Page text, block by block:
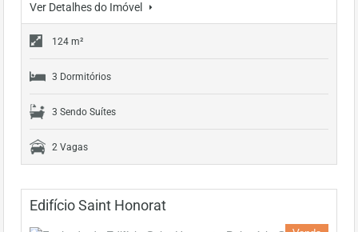
Ver Detalhes do Imóvel
124 m²
3 Dormitórios
3 Sendo Suítes
2 Vagas
Edifício Saint Honorat